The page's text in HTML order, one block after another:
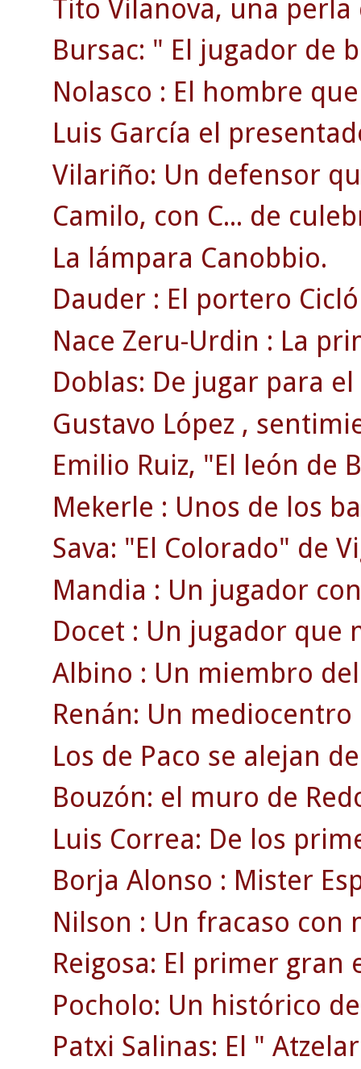
Tito Vilanova, una
Bursac: " El jugador de
Nolasco : El hombre
Luis García el
Vilariño: Un defensor
Camilo, con C... de
La lámpara Canobbio.
Dauder : El portero
Nace Zeru-Urdin : La
Doblas: De jugar para
Gustavo López ,
Emilio Ruiz, "El león de
Mekerle : Unos de los
Sava: "El Colorado" de
Mandia : Un jugador
Docet : Un jugador que
Albino : Un miembro
Renán: Un
Los de Paco se alejan
Bouzón: el muro de
Luis Correa: De los
Borja Alonso : Mister
Nilson : Un fracaso con
Reigosa: El primer
Pocholo: Un histórico
Patxi Salinas: El "